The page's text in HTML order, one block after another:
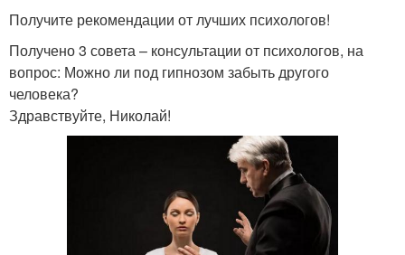
Получите рекомендации от лучших психологов!
Получено 3 совета – консультации от психологов, на
вопрос: Можно ли под гипнозом забыть другого
человека?
Здравствуйте, Николай!